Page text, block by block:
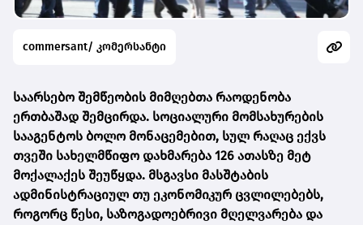
commersant/ კომერსანტი
საარსებო შემწეობის მიმღებთა რაოდენობა
ერთბაშად შემცირდა. სოციალური მომსახურების
სააგენტოს ბოლო მონაცემებით, სულ რაღაც ექვს
თვეში სახელმწიფო დახმარება 126 ათასზე მეტ
მოქალაქეს შეუწყდა. მსგავსი მასშტაბის
ადმინისტრაციულ თუ ეკონომიკურ ცვლილებებს,
როგორც წესი, საზოგადოებრივი მღელვარება და